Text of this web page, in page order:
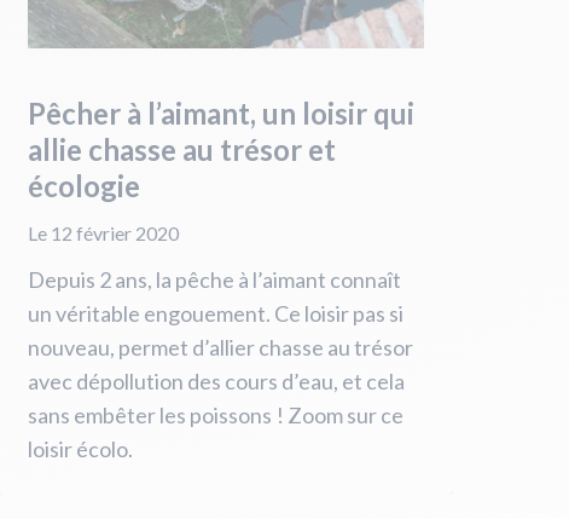
Pêcher à l’aimant, un loisir qui
allie chasse au trésor et
écologie
Le 12 février 2020
Depuis 2 ans, la pêche à l’aimant connaît
un véritable engouement. Ce loisir pas si
nouveau, permet d’allier chasse au trésor
avec dépollution des cours d’eau, et cela
sans embêter les poissons ! Zoom sur ce
loisir écolo.